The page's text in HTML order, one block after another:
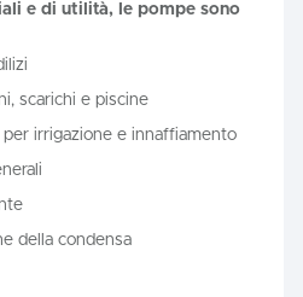
e di utilità, le pompe sono
scarichi e piscine
per irrigazione e innaffiamento
della condensa